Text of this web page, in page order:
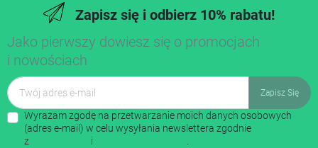
Zapisz się i odbierz 10% rabatu!
Jako pierwszy dowiesz się o promocjach
i nowościach
Wyrażam zgodę na przetwarzanie moich danych osobowych
(adres e-mail) w celu wysyłania newslettera zgodnie
z
i